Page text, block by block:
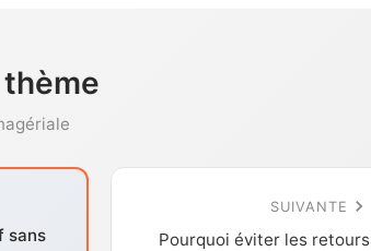
sans
SUIVANTE
Pourquoi éviter les retours